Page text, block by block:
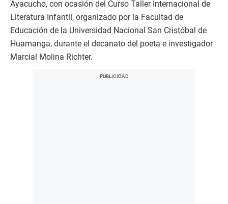
Ayacucho, con ocasión del Curso Taller Internacional de
Literatura Infantil, organizado por la Facultad de
Educación de la Universidad Nacional San Cristóbal de
Huamanga, durante el decanato del poeta e investigador
Marcial Molina Richter.